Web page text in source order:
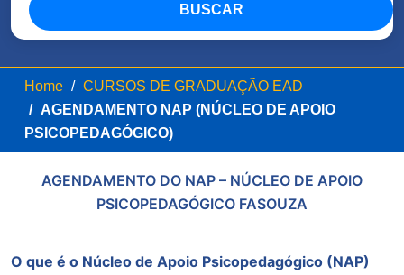
BUSCAR
Home
CURSOS DE GRADUAÇÃO EAD
AGENDAMENTO NAP (NÚCLEO DE APOIO
PSICOPEDAGÓGICO)
AGENDAMENTO DO NAP – NÚCLEO DE APOIO
PSICOPEDAGÓGICO FASOUZA
O que é o Núcleo de Apoio Psicopedagógico (NAP)